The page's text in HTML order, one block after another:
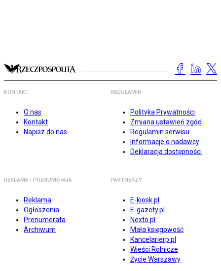
KONTAKT
O nas
Kontakt
Napisz do nas
REGULAMIN
Polityka Prywatności
Zmiana ustawień zgód
Regulamin serwisu
Informacje o nadawcy
Deklaracja dostępności
REKLAMA I PRENUMERATA
Reklama
Ogłoszenia
Prenumerata
Archiwum
PARTNERZY
E-kiosk.pl
E-gazety.pl
Nexto.pl
Mała księgowość
Kancelarierp.pl
Wieści Rolnicze
Życie Warszawy